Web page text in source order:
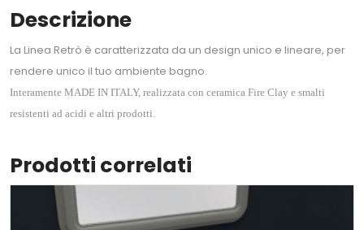
Descrizione
La Linea Retrò è caratterizzata da un design unico e lineare, per
rendere unico il tuo ambiente bagno.
Interamente MADE IN ITALY, realizzata con ceramica Fire Clay e smalti
resistenti ad acidi e altri prodotti.
Prodotti correlati